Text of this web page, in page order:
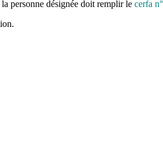
personne désignée doit remplir le cerfa